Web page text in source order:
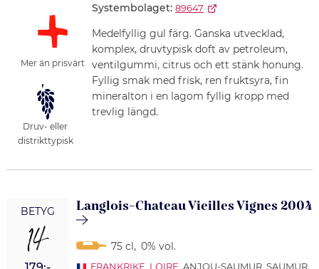
Mer än prisvärt
Druv- eller
distrikttypisk
Systembolaget: 89647
Medelfyllig gul färg. Ganska utvecklad,
komplex, druvtypisk doft av petroleum,
ventilgummi, citrus och ett stänk honung.
Fyllig smak med frisk, ren fruktsyra, fin
mineralton i en lagom fyllig kropp med
trevlig längd.
BETYG
14
Langlois-Chateau Vieilles Vignes 2004
75 cl, 0% vol.
FRANKRIKE LOIRE , ANJOU-SAUMUR, SAUMUR